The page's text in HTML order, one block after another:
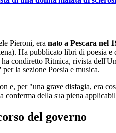
Pieroni, era nato a Pescara nel
Ha pubblicato libri di poesia
condiretto Ritmica, rivista
la sezione Poesia e musica.
e, per "una grave disfagia, era
conferma della sua piena
del governo